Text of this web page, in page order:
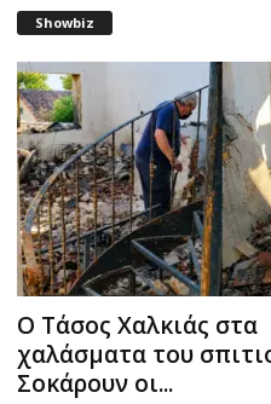
Showbiz
Ο Τάσος Χαλκιάς στα
χαλάσματα του
Σοκάρουν οι...